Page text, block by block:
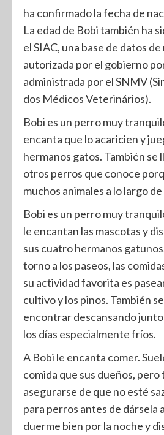
ha confirmado la fecha de
La edad de Bobi también ha
el SIAC, una base de datos
autorizada por el gobierno
administrada por el SNMV
dos Médicos Veterinários).
Bobi es un perro muy
encanta que lo acaricien y
hermanos gatos. También se
otros perros que conoce
muchos animales a lo largo de
Bobi es un perro muy
le encantan las mascotas y
sus cuatro hermanos
torno a los paseos, las
su actividad favorita es
cultivo y los pinos. También
encontrar descansando junto
los días especialmente fríos.
A Bobi le encanta comer.
comida que sus dueños,
asegurarse de que no esté
para perros antes de dársela
duerme bien por la noche y